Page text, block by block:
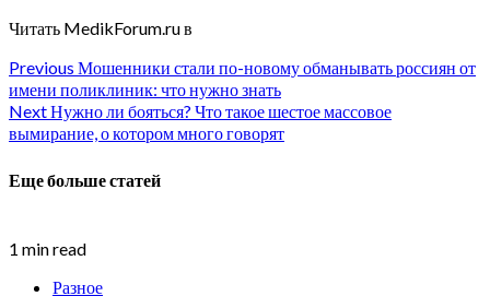
Читать MedikForum.ru в
Continue
Reading
Previous Мошенники стали по-новому обманывать россиян от
имени поликлиник: что нужно знать
NextНужно ли бояться? Что такое шестое массовое
вымирание, о котором много говорят
Еще больше статей
1 min read
Разное